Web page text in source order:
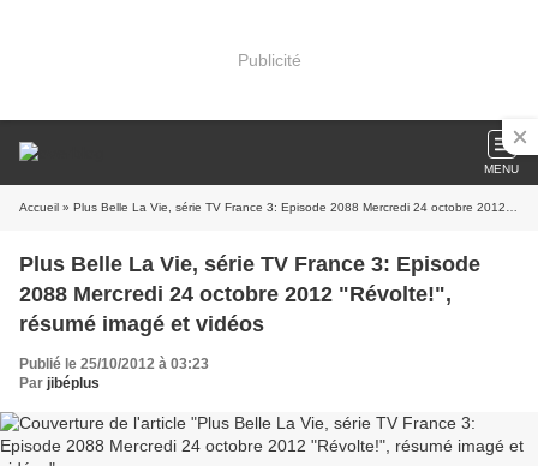
Publicité
MENU
Accueil » Plus Belle La Vie, série TV France 3: Episode 2088 Mercredi 24 octobre 2012 "Révolte!", résumé imagé et vidéos
Plus Belle La Vie, série TV France 3: Episode
2088 Mercredi 24 octobre 2012 "Révolte!",
résumé imagé et vidéos
Publié le 25/10/2012 à 03:23
Par jibéplus